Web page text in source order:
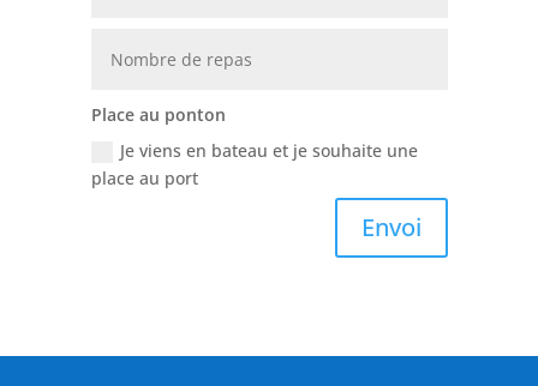
Place au ponton
Je viens en bateau et je souhaite une
place au port
Envoi